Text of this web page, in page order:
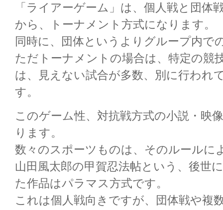
「ライアーゲーム」は、個人戦と団体
から、トーナメント方式になります。
同時に、団体というよりグループ内で
ただトーナメントの場合は、特定の競
は、見えない試合が多数、別に行われ
す。
このゲーム性、対抗戦方式の小説・映
ります。
数々のスポーツものは、そのルールに
山田風太郎の甲賀忍法帖という、後世
た作品はパラマス方式です。
これは個人戦向きですが、団体戦や複